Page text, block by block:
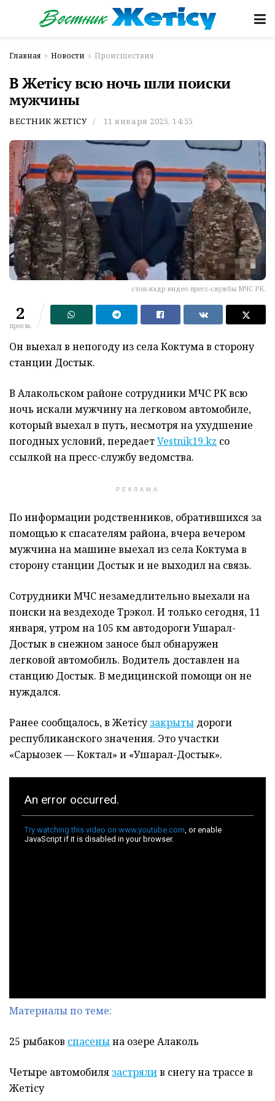
Главная Новости Происшествия
В Жетісу всю ночь шли поиски
мужчины
ВЕСТНИК ЖЕТІСУ 11 января 2025, 14:55
стоп-кадр видео пресс-службы МЧС РК.
2
просм.
Он выехал в непогоду из села Коктума в сторону
станции Достык.
В Алакольском районе сотрудники МЧСРК всю
ночь искали мужчину на легковом автомобиле,
который выехал в путь, несмотря на ухудшение
погодных условий, передаетVestnik19.kz со
ссылкой на пресс-службу ведомства.
РЕКЛАМА
По информации родственников, обратившихся за
помощью к спасателям района, вчера вечером
мужчина на машине выехал из села Коктума в
сторону станции Достык и не выходил на связь.
Сотрудники МЧС незамедлительно выехали на
поиски на вездеходе Трэкол. И только сегодня, 11
января, утром на 105 км автодороги Ушарал-
Достык в снежном заносе был обнаружен
легковой автомобиль. Водитель доставлен на
станцию Достык. В медицинской помощи он не
нуждался.
Ранее сообщалось, вЖетісузакрыты дороги
республиканского значения. Это участки
«Сарыозек — Коктал» и «Ушарал-Достык».
Материалы по теме:
25 рыбаков спасенына озере Алаколь
Четыре автомобиля застрялив снегу на трассе в
Жетісу